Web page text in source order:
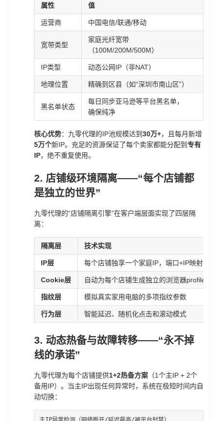
属性 值
运营商 中国电信/联通/移动
宽带类型
家庭光纤宽带
（100M/200M/500M）
IP类型 动态公网IP（非NAT）
地理位置 精确到区县（如“深圳市南山区”）
黑名单状态
每日同步亚马逊等平台黑名单，
确保纯净
核心优势：九零代理的IP池规模达到 30万+，且每月新增
5万个新IP。充足的资源保证了每个卖家都能分配到 专有
IP，绝不重复使用。
2. 店铺级环境隔离——“每个店铺都
是独立的世界”
九零代理的“店铺隔离引擎”在客户端层面实现了四层隔
离：
隔离层 技术实现
IP层 每个店铺独享一个家庭IP，端口+IP映射
Cookie层 自动为每个店铺生成独立的浏览器profile
指纹层 模拟真实家用电脑的多项指纹参数
行为层 智能延迟、随机化点击和滚动模式
3. 动态热备与故障转移——“永不掉
线的承诺”
九零代理为每个店铺提供1+2热备方案 （1个主IP + 2个
备用IP）。当主IP出现任何异常时，系统在极短时间内自
动切换：
主IP异常检测（网络断开/延迟飙高/被平台封禁）